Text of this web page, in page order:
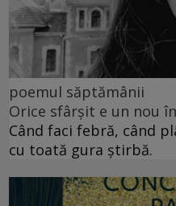
poemul săptămânii
Orice sfârșit e un nou
Când faci febră, când
cu toată gura știrbă.